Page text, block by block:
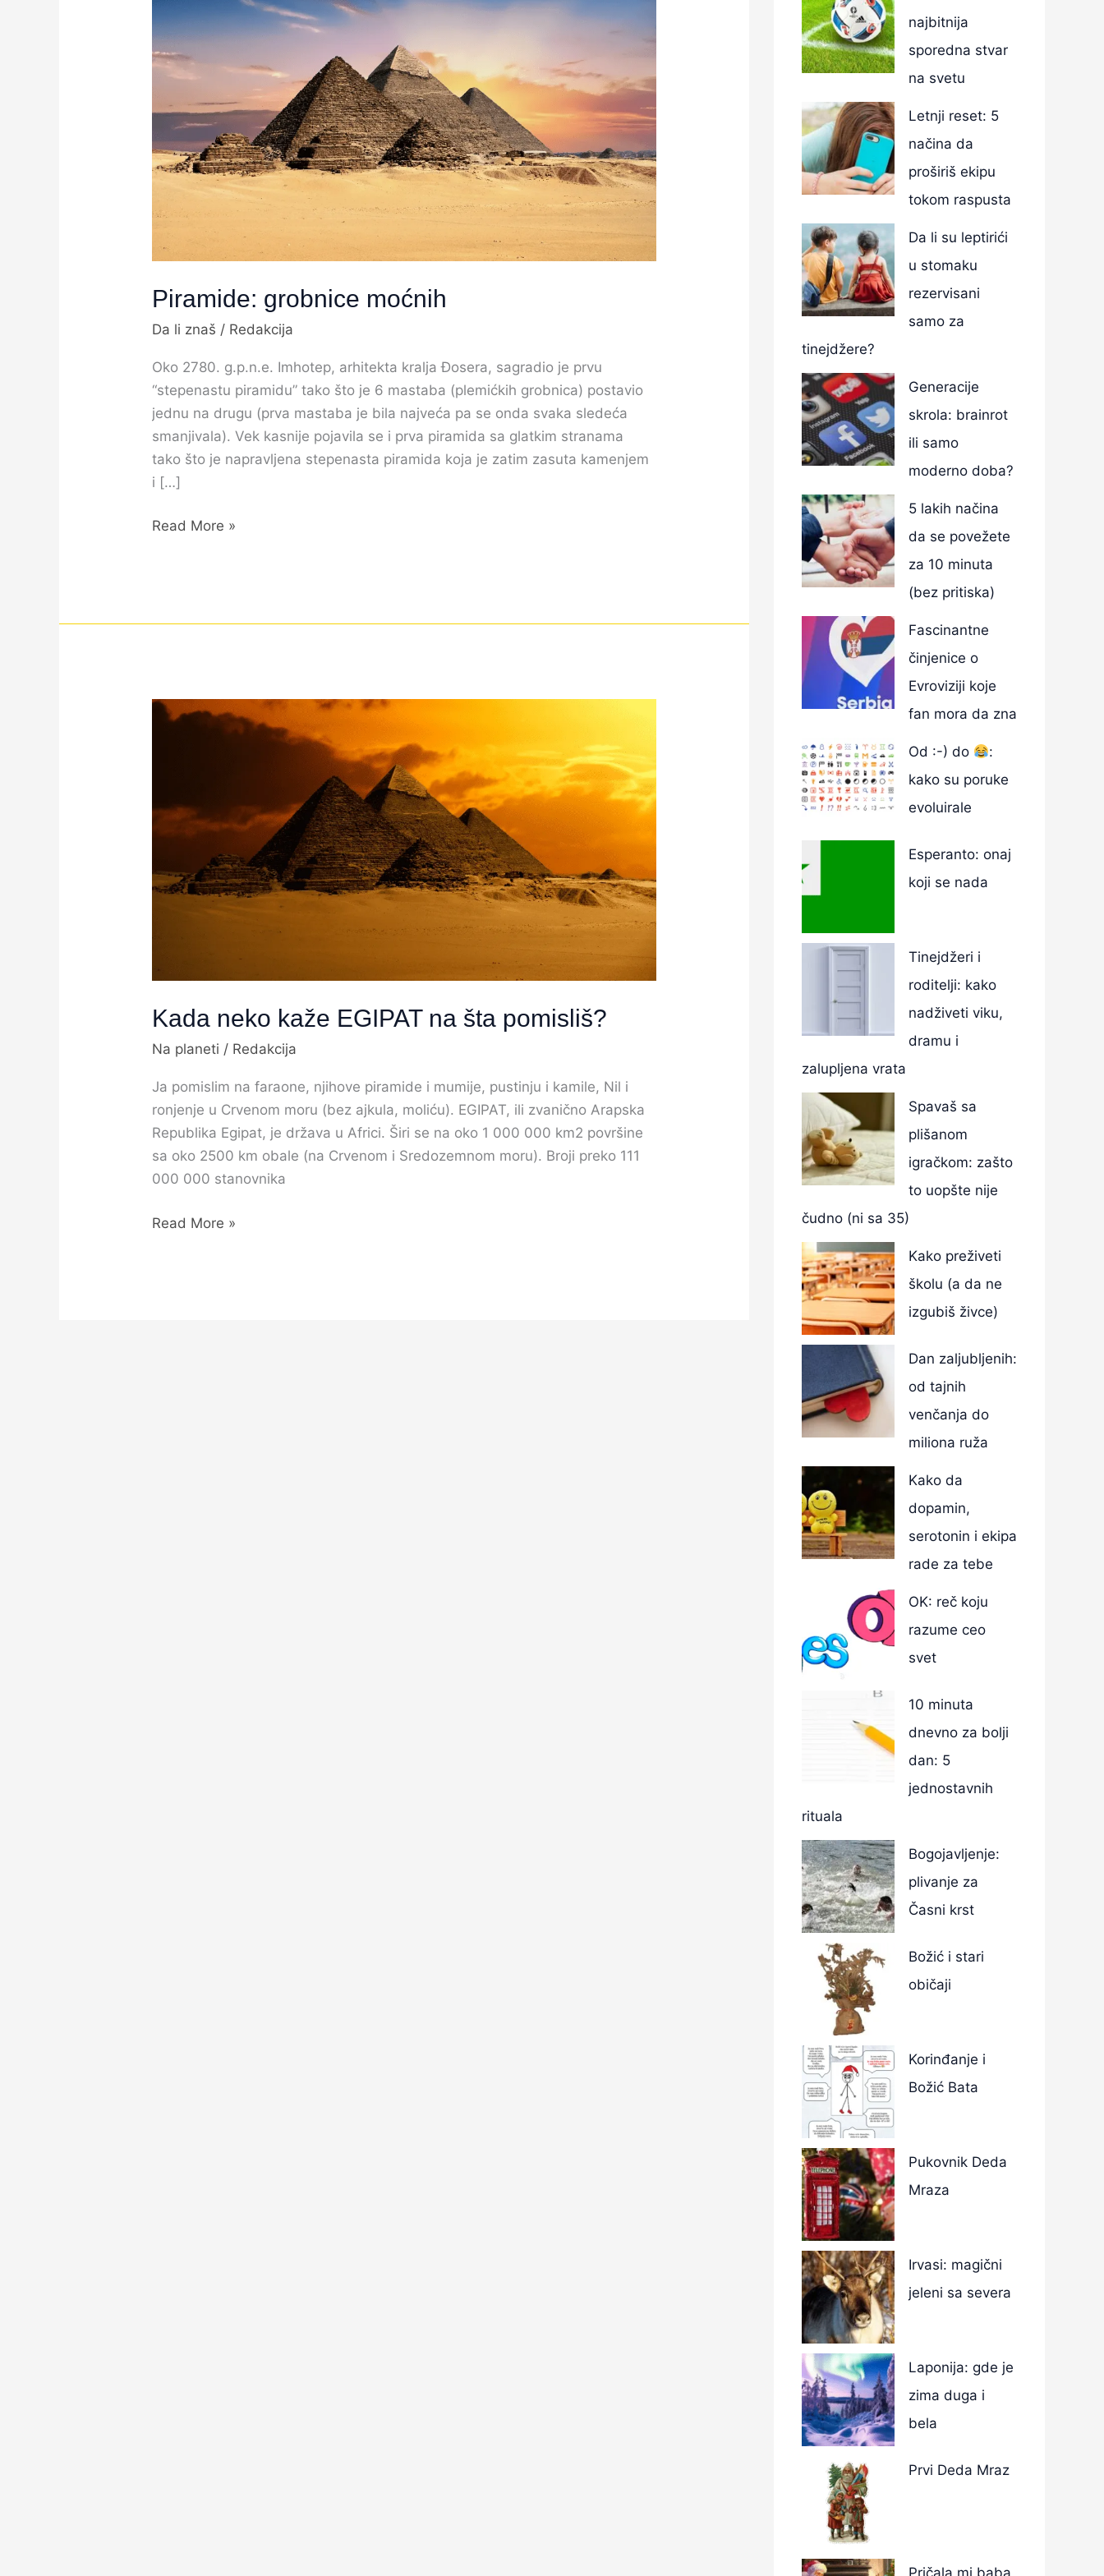
Piramide: grobnice moćnih
Da li znaš / Redakcija
Oko 2780. g.p.n.e. Imhotep, arhitekta kralja Đosera, sagradio je prvu
“stepenastu piramidu” tako što je 6 mastaba (plemićkih grobnica) postavio
jednu na drugu (prva mastaba je bila najveća pa se onda svaka sledeća
smanjivala).​ Vek kasnije pojavila se i prva piramida sa glatkim stranama
tako što je napravljena stepenasta piramida koja je zatim zasuta kamenjem
i […]
moćnih
Read More »
Kada neko kaže EGIPAT na šta pomisliš?
Na planeti / Redakcija
Ja pomislim na faraone, njihove piramide i mumije, pustinju i kamile, Nil i
ronjenje u Crvenom moru (bez ajkula, moliću). EGIPAT, ili zvanično Arapska
Republika Egipat, je država u Africi. Širi se na oko 1 000 000 km2 površine
sa oko 2500 km obale (na Crvenom i Sredozemnom moru). Broji preko 111
000 000 stanovnika
Kada
šta
Read More »
najbitnija
sporedna stvar
na svetu
Letnji reset: 5
načina da
proširiš ekipu
tokom raspusta
Da li su leptirići
u stomaku
rezervisani
samo za
tinejdžere?
Generacije
skrola: brainrot
ili samo
moderno doba?
5 lakih načina
da se povežete
za 10 minuta
(bez pritiska)
Fascinantne
činjenice o
Evroviziji koje
fan mora da zna
Od :-) do
:
kako su poruke
evoluirale
Esperanto: onaj
koji se nada
Tinejdžeri i
roditelji: kako
nadživeti viku,
dramu i
zalupljena vrata
Spavaš sa
plišanom
igračkom: zašto
to uopšte nije
čudno (ni sa 35)
Kako preživeti
školu (a da ne
izgubiš živce)
Dan zaljubljenih:
od tajnih
venčanja do
miliona ruža
Kako da
dopamin,
serotonin i ekipa
rade za tebe
OK: reč koju
razume ceo
svet
10 minuta
dnevno za bolji
dan: 5
jednostavnih
rituala
Bogojavljenje:
plivanje za
Časni krst
Božić i stari
običaji
Korinđanje i
Božić Bata
Pukovnik Deda
Mraza
Irvasi: magični
jeleni sa severa
Laponija: gde je
zima duga i
bela
Prvi Deda Mraz
Pričala mi baba